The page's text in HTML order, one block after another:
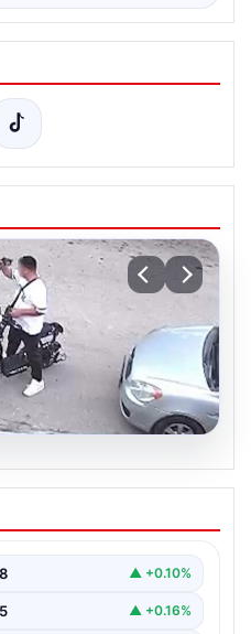
Kediye İşlenen
Yansıdı
olay, bölgedeki
▲ +0.10%
▲ +0.16%